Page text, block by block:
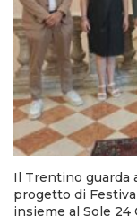
Il Trentino guarda
progetto di
insieme al Sole 24